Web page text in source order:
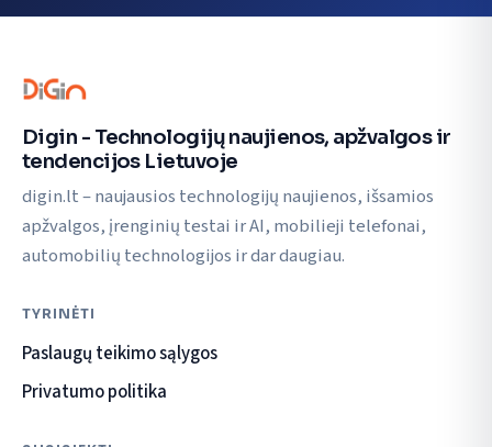
Digin - Technologijų naujienos, apžvalgos ir
tendencijos Lietuvoje
digin.lt – naujausios technologijų naujienos, išsamios
apžvalgos, įrenginių testai ir AI, mobilieji telefonai,
automobilių technologijos ir dar daugiau.
TYRINĖTI
Paslaugų teikimo sąlygos
Privatumo politika